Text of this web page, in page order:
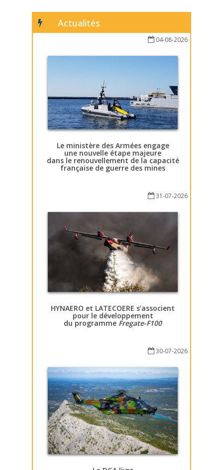
Actualités
04-08-2026
Le ministère des Armées engage
une nouvelle étape majeure
dans le renouvellement de la capacité
française de guerre des mines
31-07-2026
HYNAERO et LATECOERE s’associent
pour le développement
du programme Fregate-F100
30-07-2026